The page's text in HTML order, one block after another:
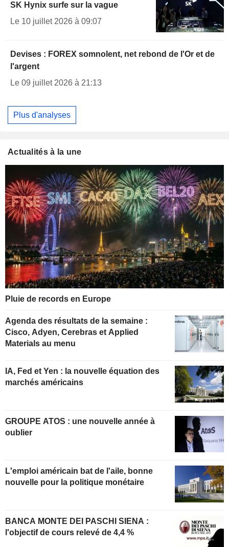
SK Hynix surfe sur la vague
Le 10 juillet 2026 à 09:07
Devises : FOREX somnolent, net rebond de l'Or et de
l'argent
Le 09 juillet 2026 à 21:13
Plus d'analyses
Actualités à la une
Pluie de records en Europe
Agenda des résultats de la semaine :
Cisco, Adyen, Cerebras et Applied
Materials au menu
IA, Fed et Yen : la nouvelle équation des
marchés américains
GROUPE ATOS : une nouvelle année à
oublier
L'emploi américain bat de l'aile, bonne
nouvelle pour la politique monétaire
BANCA MONTE DEI PASCHI SIENA :
l'objectif de cours relevé de 4,4 %